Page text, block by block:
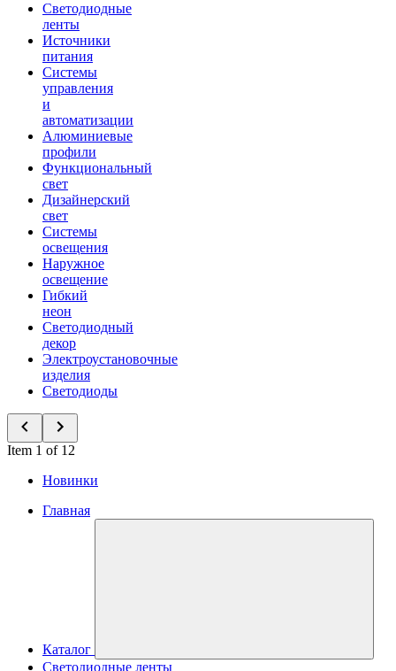
Светодиодные
ленты
Источники
питания
Системы
управления
и
автоматизации
Алюминиевые
профили
Функциональный
свет
Дизайнерский
свет
Системы
освещения
Наружное
освещение
Гибкий
неон
Светодиодный
декор
Электроустановочные
изделия
Светодиоды
Item 1 of 12
Новинки
Главная
Каталог
Светодиодные ленты